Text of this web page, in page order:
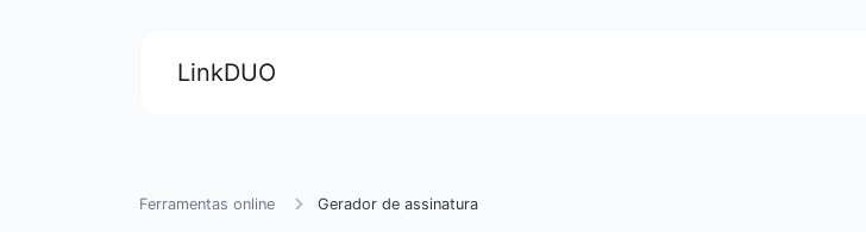
LinkDUO
Ferramentas online Gerador de assinatura